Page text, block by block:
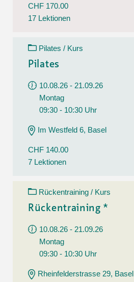
CHF 170.00
17 Lektionen
Pilates / Kurs
Pilates
10.08.26 - 21.09.26
Montag
09:30 - 10:30 Uhr
Im Westfeld 6, Basel
CHF 140.00
7 Lektionen
Rückentraining / Kurs
Rückentraining *
10.08.26 - 21.09.26
Montag
09:30 - 10:30 Uhr
Rheinfelderstrasse 29, Basel